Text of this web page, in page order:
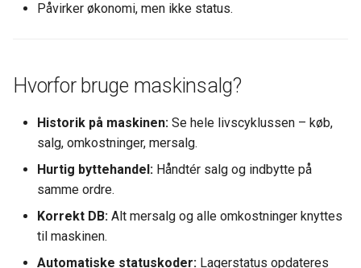
Påvirker økonomi, men ikke status.
Hvorfor bruge maskinsalg?
Historik på maskinen: Se hele livscyklussen – køb,
salg, omkostninger, mersalg.
Hurtig byttehandel: Håndtér salg og indbytte på
samme ordre.
Korrekt DB: Alt mersalg og alle omkostninger knyttes
til maskinen.
Automatiske statuskoder: Lagerstatus opdateres